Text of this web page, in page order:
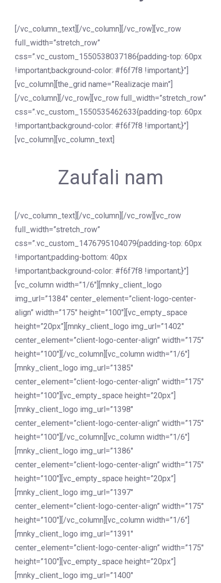
[/vc_column_text][/vc_column][/vc_row][vc_row
full_width=”stretch_row”
css=”.vc_custom_1550538037186{padding-top: 60px
!important;background-color: #f6f7f8 !important;}”]
[vc_column][the_grid name=”Realizacje main”]
[/vc_column][/vc_row][vc_row full_width=”stretch_row”
css=”.vc_custom_1550535462633{padding-top: 60px
!important;background-color: #f6f7f8 !important;}”]
[vc_column][vc_column_text]
Zaufali nam
[/vc_column_text][/vc_column][/vc_row][vc_row
full_width=”stretch_row”
css=”.vc_custom_1476795104079{padding-top: 60px
!important;padding-bottom: 40px
!important;background-color: #f6f7f8 !important;}”]
[vc_column width=”1/6″][mnky_client_logo
img_url=”1384″ center_element=”client-logo-center-
align” width=”175″ height=”100″][vc_empty_space
height=”20px”][mnky_client_logo img_url=”1402″
center_element=”client-logo-center-align” width=”175″
height=”100″][/vc_column][vc_column width=”1/6″]
[mnky_client_logo img_url=”1385″
center_element=”client-logo-center-align” width=”175″
height=”100″][vc_empty_space height=”20px”]
[mnky_client_logo img_url=”1398″
center_element=”client-logo-center-align” width=”175″
height=”100″][/vc_column][vc_column width=”1/6″]
[mnky_client_logo img_url=”1386″
center_element=”client-logo-center-align” width=”175″
height=”100″][vc_empty_space height=”20px”]
[mnky_client_logo img_url=”1397″
center_element=”client-logo-center-align” width=”175″
height=”100″][/vc_column][vc_column width=”1/6″]
[mnky_client_logo img_url=”1391″
center_element=”client-logo-center-align” width=”175″
height=”100″][vc_empty_space height=”20px”]
[mnky_client_logo img_url=”1400″